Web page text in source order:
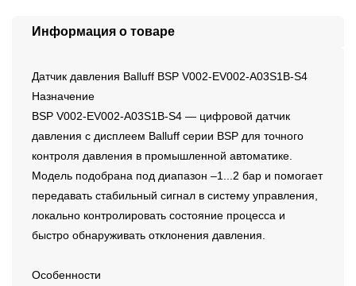
Информация о товаре
Датчик давления Balluff BSP V002-EV002-A03S1B-S4
Назначение
BSP V002-EV002-A03S1B-S4 — цифровой датчик
давления с дисплеем Balluff серии BSP для точного
контроля давления в промышленной автоматике.
Модель подобрана под диапазон –1...2 бар и помогает
передавать стабильный сигнал в систему управления,
локально контролировать состояние процесса и
быстро обнаруживать отклонения давления.
Особенности